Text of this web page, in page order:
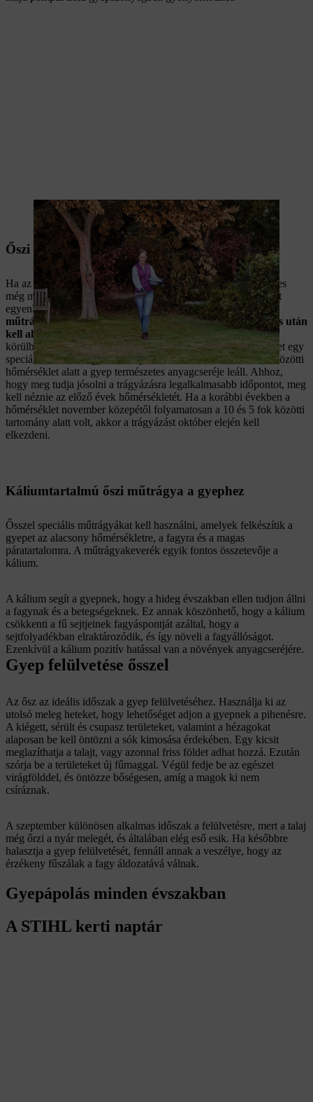
Az őszi műtrágya fontos tápanyagokat biztosít a gyepnek a tél
beállta előtt.
Őszi trágyázás: Mikor van a megfelelő időpont?
Ha az utolsó fűnyírás után Ön még tele van energiával, érdemes
még megtrágyáznia utána a gyepet. Oszlassa el a tápanyagokat
egyenletesen a teljes zöld felületen. Általános szabály: Az őszi
műtrágyát az első talajmenti fagy előtt és az utolsó fűnyírás után
kell alkalmazni
. Amikor a hőmérséklet tartósan lecsökken –
körülbelül október közepétől november elejéig –, ideje a gyepet egy
speciális őszi műtrágyával téli pihenésre küldeni. 10 és 5 fok közötti
hőmérséklet alatt a gyep természetes anyagcseréje leáll. Ahhoz,
hogy meg tudja jósolni a trágyázásra legalkalmasabb időpontot, meg
kell néznie az előző évek hőmérsékletét. Ha a korábbi években a
hőmérséklet november közepétől folyamatosan a 10 és 5 fok közötti
tartomány alatt volt, akkor a trágyázást október elején kell
elkezdeni.
Káliumtartalmú őszi műtrágya a gyephez
Ősszel speciális műtrágyákat kell használni, amelyek felkészítik a
gyepet az alacsony hőmérsékletre, a fagyra és a magas
páratartalomra. A műtrágyakeverék egyik fontos összetevője a
kálium.
A kálium segít a gyepnek, hogy a hideg évszakban ellen tudjon állni
a fagynak és a betegségeknek. Ez annak köszönhető, hogy a kálium
csökkenti a fű sejtjeinek fagyáspontját azáltal, hogy a
sejtfolyadékban elraktározódik, és így növeli a fagyállóságot.
Ezenkívül a kálium pozitív hatással van a növények anyagcseréjére.
Gyep felülvetése ősszel
Az ősz az ideális időszak a gyep felülvetéséhez. Használja ki az
utolsó meleg heteket, hogy lehetőséget adjon a gyepnek a pihenésre.
A kiégett, sérült és csupasz területeket, valamint a hézagokat
alaposan be kell öntözni a sók kimosása érdekében. Egy kicsit
meglazíthatja a talajt, vagy azonnal friss földet adhat hozzá. Ezután
szórja be a területeket új fűmaggal. Végül fedje be az egészet
virágfölddel, és öntözze bőségesen, amíg a magok ki nem
csíráznak.
A szeptember különösen alkalmas időszak a felülvetésre, mert a talaj
még őrzi a nyár melegét, és általában elég eső esik. Ha későbbre
halasztja a gyep felülvetését, fennáll annak a veszélye, hogy az
érzékeny fűszálak a fagy áldozatává válnak.
Gyepápolás minden évszakban
A STIHL kerti naptár